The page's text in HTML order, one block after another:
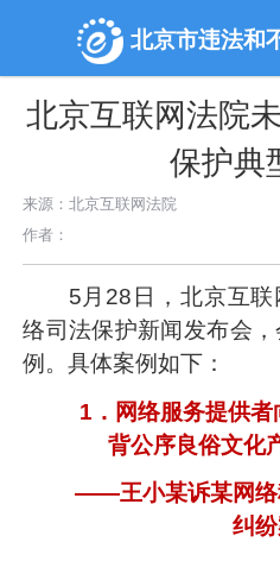
北京市违法和
北京互联网法院
保护典
来源：北京互联网法院
作者：
5月28日，北京互
络司法保护新闻发布会
例。具体案例如下：
1．网络服务提供
背公序良俗文化
——王小某诉某网络
纠